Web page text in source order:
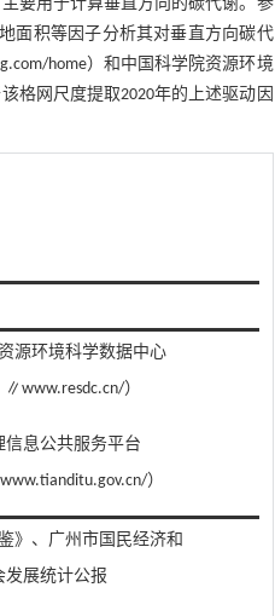
要用于计算垂直方向的碳代谢。参
面积等因子分析其对垂直方向碳代
home）和中国科学院资源环境
格网尺度提取2020年的上述驱动因
源环境科学数据中心
∥www.resdc.cn/）
信息公共服务平台
）
》、广州市国民经济和
发展统计公报